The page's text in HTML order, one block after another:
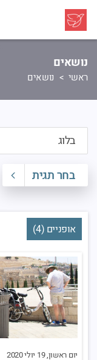
נושאים
ראשי נושאים
בחר תגית
אופניים (4)
יום ראשון, 19 יולי 2020